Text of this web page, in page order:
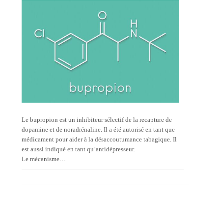
Le bupropion est un inhibiteur sélectif de la recapture de
dopamine et de noradrénaline. Il a été autorisé en tant que
médicament pour aider à la désaccoutumance tabagique. Il
est aussi indiqué en tant qu’antidépresseur.
Le mécanisme…